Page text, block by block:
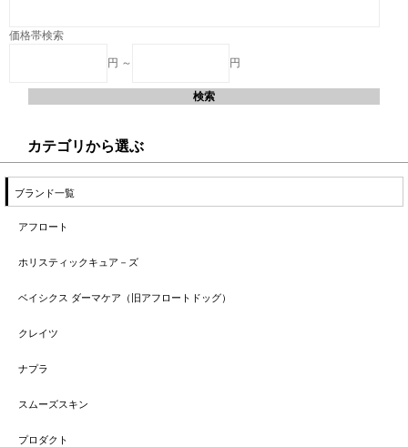
価格帯検索
円 ～ 円
カテゴリから選ぶ
ブランド一覧
アフロート
ホリスティックキュア－ズ
ベイシクス ダーマケア（旧アフロートドッグ）
クレイツ
ナプラ
スムーズスキン
プロダクト